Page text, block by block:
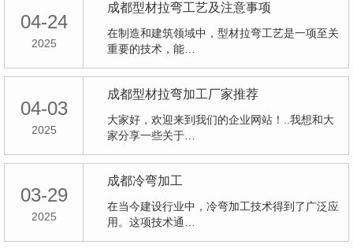
04-24
2025
成都型材拉弯工艺及注意事项
在制造和建筑领域中，型材拉弯工艺是一项至关
重要的技术，能…
04-03
2025
成都型材拉弯加工厂家推荐
大家好，欢迎来到我们的企业网站！..我想和大
家分享一些关于…
03-29
2025
成都冷弯加工
在当今建设行业中，冷弯加工技术得到了广泛应
用。这项技术通…